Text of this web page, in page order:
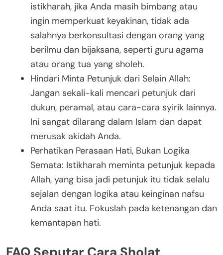
istikharah, jika Anda masih bimbang atau
ingin memperkuat keyakinan, tidak ada
salahnya berkonsultasi dengan orang yang
berilmu dan bijaksana, seperti guru agama
atau orang tua yang sholeh.
Hindari Minta Petunjuk dari Selain Allah:
Jangan sekali-kali mencari petunjuk dari
dukun, peramal, atau cara-cara syirik lainnya.
Ini sangat dilarang dalam Islam dan dapat
merusak akidah Anda.
Perhatikan Perasaan Hati, Bukan Logika
Semata: Istikharah meminta petunjuk kepada
Allah, yang bisa jadi petunjuk itu tidak selalu
sejalan dengan logika atau keinginan nafsu
Anda saat itu. Fokuslah pada ketenangan dan
kemantapan hati.